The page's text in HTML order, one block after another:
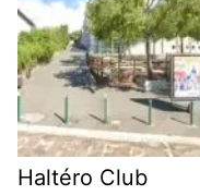
Haltéro Club